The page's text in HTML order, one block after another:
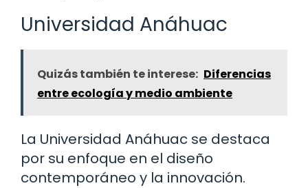
Universidad Anáhuac
Quizás también te interese: Diferencias
entre ecología y medio ambiente
La Universidad Anáhuac se destaca
por su enfoque en el diseño
contemporáneo y la innovación.